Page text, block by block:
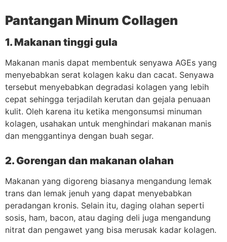
Pantangan Minum Collagen
1. Makanan tinggi gula
Makanan manis dapat membentuk senyawa AGEs yang
menyebabkan serat kolagen kaku dan cacat. Senyawa
tersebut menyebabkan degradasi kolagen yang lebih
cepat sehingga terjadilah kerutan dan gejala penuaan
kulit. Oleh karena itu ketika mengonsumsi minuman
kolagen, usahakan untuk menghindari makanan manis
dan menggantinya dengan buah segar.
2. Gorengan dan makanan olahan
Makanan yang digoreng biasanya mengandung lemak
trans dan lemak jenuh yang dapat menyebabkan
peradangan kronis. Selain itu, daging olahan seperti
sosis, ham, bacon, atau daging deli juga mengandung
nitrat dan pengawet yang bisa merusak kadar kolagen.